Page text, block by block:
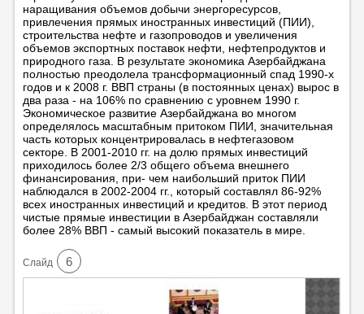
наращивания объемов добычи энергоресурсов,
привлечения прямых иностранных инвестиций (ПИИ),
строительства нефте и газопроводов и увеличения
объемов экспортных поставок нефти, нефтепродуктов и
природного газа. В результате экономика Азербайджана
полностью преодолела трансформационный спад 1990-х
годов и к 2008 г. ВВП страны (в постоянных ценах) вырос в
два раза - на 106% по сравнению с уровнем 1990 г.
Экономическое развитие Азербайджана во многом
определялось масштабным притоком ПИИ, значительная
часть которых концентрировалась в нефтегазовом
секторе. В 2001-2010 гг. на долю прямых инвестиций
приходилось более 2/3 общего объема внешнего
финансирования, при- чем наибольший приток ПИИ
наблюдался в 2002-2004 гг., который составлял 86-92%
всех иностранных инвестиций и кредитов. В этот период
чистые прямые инвестиции в Азербайджан составляли
более 28% ВВП - самый высокий показатель в мире.
Cлайд 6